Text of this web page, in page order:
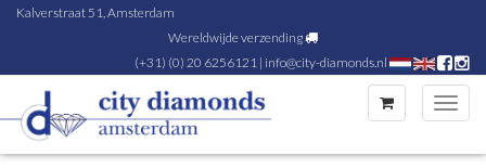
Kalverstraat 51, Amsterdam
Wereldwijde verzending
(+31) (0) 20 6256121 | info@city-diamonds.nl